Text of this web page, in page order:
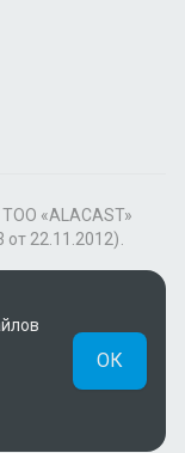
«ALACAST»
22.11.2012).
«Пакета
ОК